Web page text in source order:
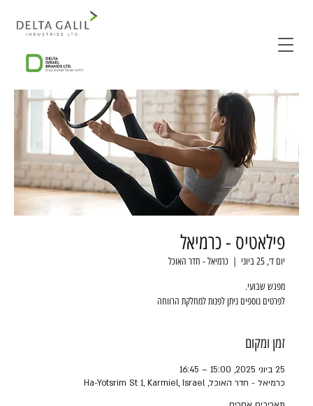
פילאטיס - כרמיאל
יום ד׳, 25 ביוני
  |
כרמיאל - חדר האוכל
לפרטים נוספים ניתן לפנות למחלקת הרווחה
זמן ומקום
25 ביוני 2025, 15:00 – 16:45
כרמיאל - חדר האוכל, Ha-Yotsrim St 1, Karmiel, Israel